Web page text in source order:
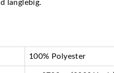
langlebig.
100% Polyester